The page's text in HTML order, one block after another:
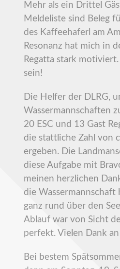
Mehr als ein Drittel
Meldeliste sind Beleg
des Kaffeehaferl am
Resonanz hat mich in
Regatta stark
sein!
Die Helfer der DLRG,
Wassermannschaften
20 ESC und 13 Gast
die stattliche Zahl von
ergeben. Die
diese Aufgabe mit
meinen herzlichen
die Wassermannschaft
ganz rund über den
Ablauf war von Sicht
perfekt. Vielen Dank an
Bei bestem